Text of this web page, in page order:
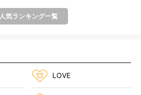
人気ランキング一覧
LOVE